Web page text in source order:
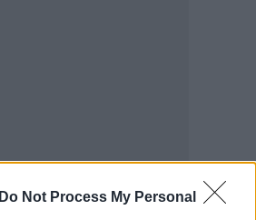
Do Not Process My Personal